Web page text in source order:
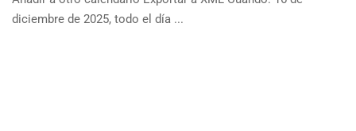
diciembre de 2025, todo el día ...